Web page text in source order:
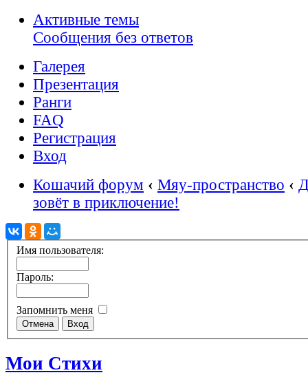
Активные темы
Сообщения без ответов
Галерея
Презентация
Ранги
FAQ
Регистрация
Вход
Кошачий форум ‹ Мяу-пространство ‹
зовёт в приключение!
Имя пользователя:
Пароль:
Запомнить меня
Мои Стихи